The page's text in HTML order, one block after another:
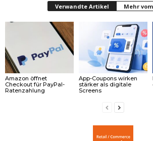
Verwandte Artikel Mehr
Amazon öffnet
Checkout für PayPal-
Ratenzahlung
App-Coupons wirken
stärker als digitale
Screens